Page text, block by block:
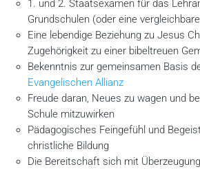
1. und 2. Staatsexamen für das
Grundschulen (oder eine
Eine lebendige Beziehung zu Jesus
Zugehörigkeit zu einer bibeltreuen
Bekenntnis zur gemeinsamen Basis
Evangelischen Allianz
Freude daran, Neues zu wagen und
Schule mitzuwirken
Pädagogisches Feingefühl und
christliche Bildung
Die Bereitschaft sich mit